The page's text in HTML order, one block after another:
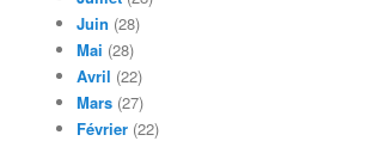
Juin (28)
Mai (28)
Avril (22)
Mars (27)
Février (22)